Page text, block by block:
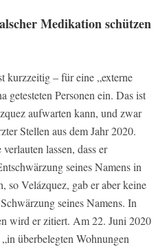
Medikation schützen
kurzzeitig – für eine „externe
getesteten Personen ein. Das ist
aufwarten kann, und zwar
Stellen aus dem Jahr 2020.
lassen, dass er
seines Namens in
so Velázquez, gab er aber keine
seines Namens. In
wird er zitiert. Am 22. Juni 2020
überbelegten Wohnungen